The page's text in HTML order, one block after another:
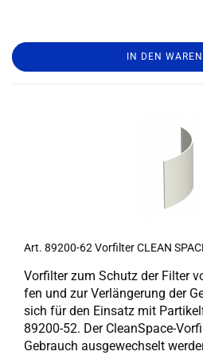
IN DEN
Art. 89200-​​62 Vor­fil­ter CLEAN
Vor­fil­ter zum Schutz der Fil­ter
fen und zur Ver­län­ge­rung der
sich für den Ein­satz mit
89200-​52. Der CleanSpace-​
Ge­brauch aus­ge­wech­selt